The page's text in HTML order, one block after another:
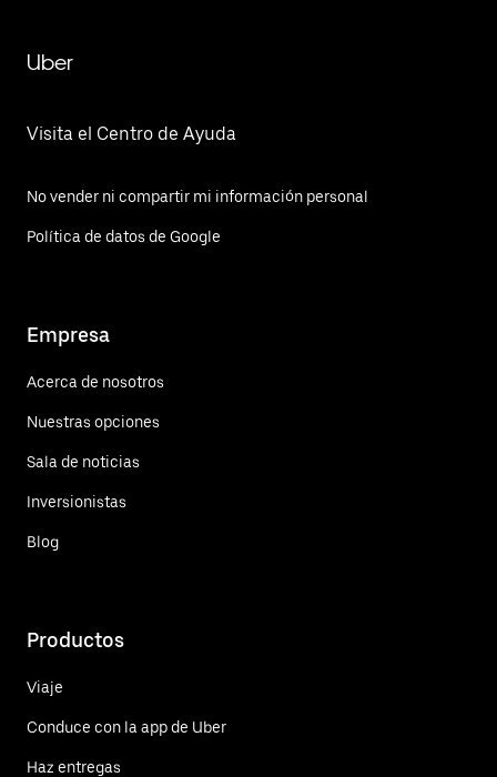
Uber
Visita el Centro de Ayuda
No vender ni compartir mi información personal
Política de datos de Google
Empresa
Acerca de nosotros
Nuestras opciones
Sala de noticias
Inversionistas
Blog
Productos
Viaje
Conduce con la app de Uber
Haz entregas